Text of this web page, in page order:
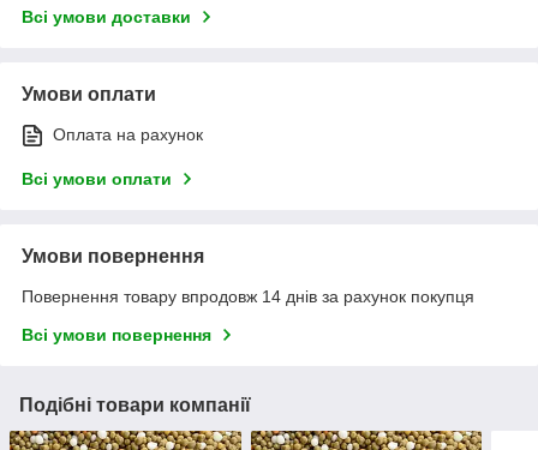
Всі умови доставки
Умови оплати
Оплата на рахунок
Всі умови оплати
Умови повернення
Повернення товару впродовж 14 днів за рахунок покупця
Всі умови повернення
Подібні товари компанії